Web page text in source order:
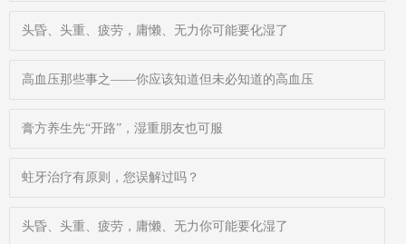
头昏、头重、疲劳，庸懒、无力你可能要化湿了
高血压那些事之——你应该知道但未必知道的高血压
膏方养生先“开路”，湿重朋友也可服
蛀牙治疗有原则，您误解过吗？
头昏、头重、疲劳，庸懒、无力你可能要化湿了